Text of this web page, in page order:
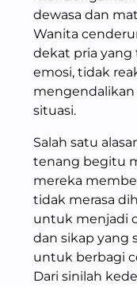
dewasa dan
Wanita
dekat pria
emosi, tidak
mengendalikan
situasi.
Salah satu
tenang begitu
mereka
tidak merasa
untuk menjadi
dan sikap yang
untuk berbagi
Dari sinilah